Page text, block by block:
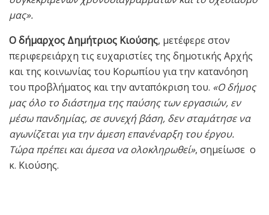
μας».
Ο δήμαρχος Δημήτριος Κιούσης, μετέφερε στον
περιφερειάρχη τις ευχαριστίες της δημοτικής Αρχής
και της κοινωνίας του Κορωπίου για την κατανόηση
του προβλήματος και την ανταπόκριση του. «Ο δήμος
μας όλο το διάστημα της παύσης των εργασιών, εν
μέσω πανδημίας, σε συνεχή βάση, δεν σταμάτησε να
αγωνίζεται για την άμεση επανέναρξη του έργου.
Τώρα πρέπει και άμεσα να ολοκληρωθεί», σημείωσε ο
κ. Κιούσης.